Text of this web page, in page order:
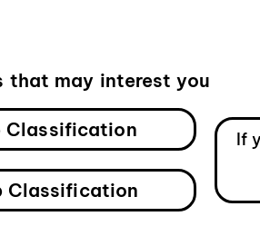
that may interest you
Classification
Classification
If